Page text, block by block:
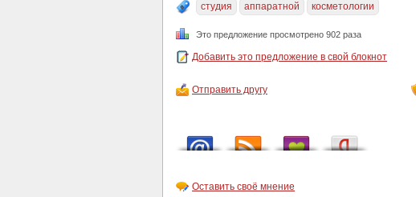
студия аппаратной косметологии
Это предложение просмотрено 902 раза
Добавить это предложение в свой блокнот
Отправить другу
Оставить своё мнение